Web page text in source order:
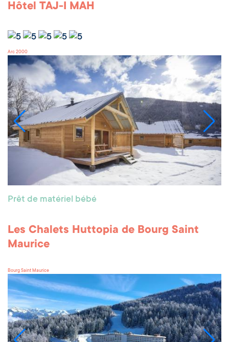
Hôtel TAJ-I MAH
Arc 2000
Prêt de matériel bébé
Les Chalets Huttopia de Bourg Saint
Maurice
Bourg Saint Maurice